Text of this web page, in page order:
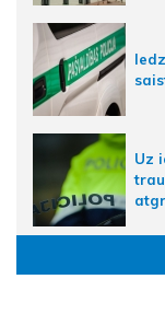
Uz